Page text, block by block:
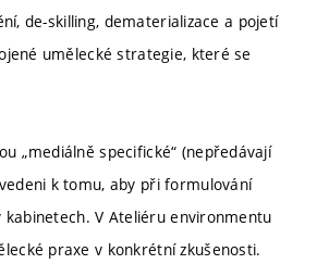
de-skilling, dematerializace a pojetí
umělecké strategie, které se
„mediálně specifické“ (nepředávají
k tomu, aby při formulování
V Ateliéru environmentu
praxe v konkrétní zkušenosti.